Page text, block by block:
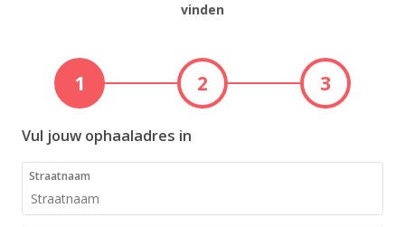
vinden
1 2 3
Vul jouw ophaaladres in
Straatnaam